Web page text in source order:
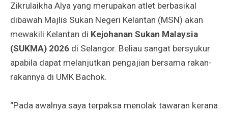
Zikrulaikha Alya yang merupakan atlet berbasikal
dibawah Majlis Sukan Negeri Kelantan (MSN) akan
mewakili Kelantan di Kejohanan Sukan Malaysia
(SUKMA) 2026 di Selangor. Beliau sangat bersyukur
apabila dapat melanjutkan pengajian bersama rakan-
rakannya di UMK Bachok.
“Pada awalnya saya terpaksa menolak tawaran kerana